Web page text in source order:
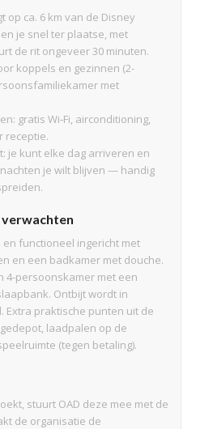
op ca. 6 km van de Disney
je snel ter plaatse, met
de rit ongeveer 30 minuten.
koppels en gezinnen (2-
met
gratis Wi‑Fi, airconditioning,
receptie.
je kunt elke dag arriveren en
je wilt blijven — handig
functioneel ingericht met
en een badkamer met douche.
4-persoonskamer met een
Ontbijt wordt in
Extra praktische punten uit de
laadpalen op de
(tegen betaling).
stuurt OAD deze mee met de
de organisatie de